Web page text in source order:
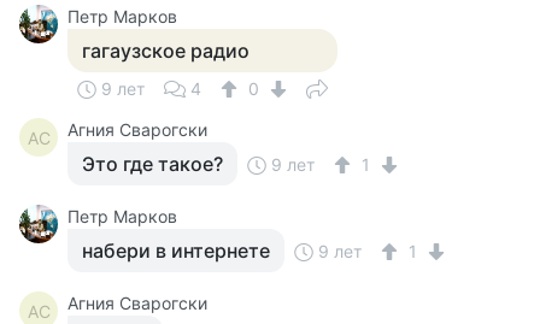
Петр Марков
гагаузское радио
9 лет 4 0
АС Агния Сварогски
Это где такое? 9 лет 1
Петр Марков
набери в интернете 9 лет 1
АС Агния Сварогски